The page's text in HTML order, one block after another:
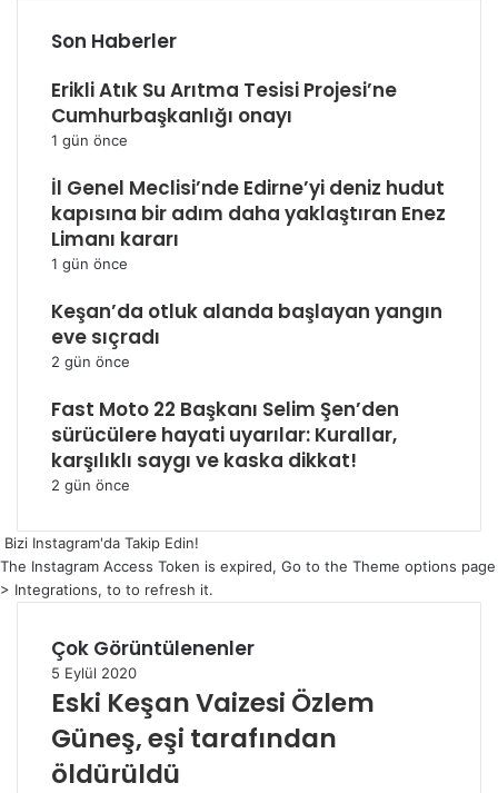
Son Haberler
Erikli Atık Su Arıtma Tesisi Projesi’ne
Cumhurbaşkanlığı onayı
1 gün önce
İl Genel Meclisi’nde Edirne’yi deniz hudut
kapısına bir adım daha yaklaştıran Enez
Limanı kararı
1 gün önce
Keşan’da otluk alanda başlayan yangın
eve sıçradı
2 gün önce
Fast Moto 22 Başkanı Selim Şen’den
sürücülere hayati uyarılar: Kurallar,
karşılıklı saygı ve kaska dikkat!
2 gün önce
Bizi Instagram'da Takip Edin!
The Instagram Access Token is expired, Go to the Theme options page
> Integrations, to to refresh it.
Çok Görüntülenenler
5 Eylül 2020
Eski Keşan Vaizesi Özlem
Güneş, eşi tarafından
öldürüldü